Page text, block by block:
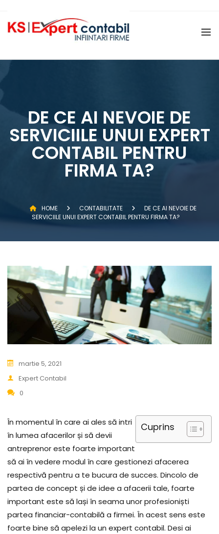
DE CE AI NEVOIE DE
SERVICIILE UNUI EXPERT
CONTABIL PENTRU
FIRMA TA?
HOME CONTABILITATE
DE CE AI NEVOIE DE
SERVICIILE UNUI EXPERT CONTABIL PENTRU FIRMA TA?
martie 5, 2021
Expert Contabil
0
Cuprins
În momentul în care ai ales să intri
în lumea afacerilor și să devii
antreprenor este foarte important
să ai în vedere modul în care gestionezi afacerea
respectivă pentru a te bucura de succes. Dincolo de
partea de concept și de idee a afacerii tale, foarte
important este să lași în seama unor profesioniști
partea financiar-contabilă a firmei. În acest sens este
foarte bine să apelezi la un expert contabil. Desi ai
ÎNFIINȚARE PFA
DIZOLVARE ȘI LICHIDARE FIRMĂ
GĂZDUIRE SEDIU SOCIAL